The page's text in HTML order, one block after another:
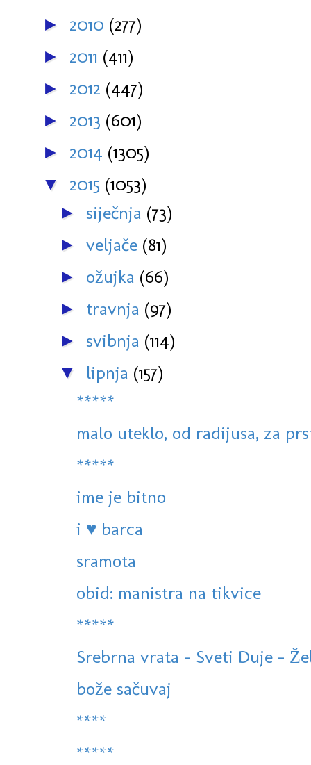
► 2010 (277)
► 2011 (411)
► 2012 (447)
► 2013 (601)
► 2014 (1305)
▼ 2015 (1053)
► siječnja (73)
► veljače (81)
► ožujka (66)
► travnja (97)
► svibnja (114)
▼ lipnja (157)
*****
malo uteklo, od radijusa, za
*****
ime je bitno
i ♥ barca
sramota
obid: manistra na tikvice
*****
Srebrna vrata - Sveti Duje -
bože sačuvaj
****
*****